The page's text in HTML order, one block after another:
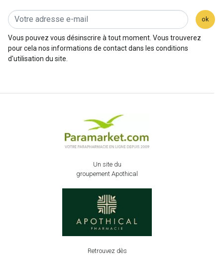
ok
Vous pouvez vous désinscrire à tout moment. Vous trouverez
pour cela nos informations de contact dans les conditions
d'utilisation du site.
Un site du
groupement Apothical
Retrouvez dès